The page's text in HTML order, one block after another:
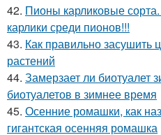
42. Пионы карликовые
карлики среди пионов!!!
43. Как правильно
растений
44. Замерзает ли биотуалет
биотуалетов в зимнее время
45. Осенние ромашки, как
гигантская осенняя ромашка